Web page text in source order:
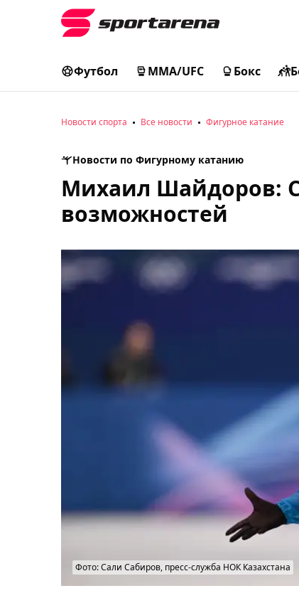
Футбол MMA/UFC Бокс
Новости спорта Все новости Фигурное катание
Новости по Фигурному катанию
Михаил Шайдоров:
возможностей
Фото: Сали Сабиров, пресс-служба НОК Казахстана